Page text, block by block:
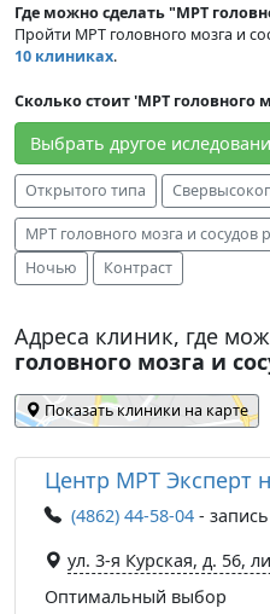
Где можно сделать "МРТ
Пройти МРТ головного мозга и
10 клиниках.
Сколько стоит 'МРТ головного
Выбрать другое
Открытого типа
МРТ головного мозга и сосудов
Ночью
Контраст
Адреса клиник, где
головного мозга и
Показать клиники на карте
Центр МРТ Эксперт
(4862) 44-58-04 -
ул. 3-я Курская, д. 56,
Оптимальный выбор